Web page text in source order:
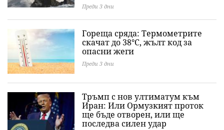
Преди 3 дни
Гореща сряда: Термометрите
скачат до 38°C, жълт код за
опасни жеги
Преди 3 дни
Тръмп с нов ултиматум към
Иран: Или Ормузкият проток
ще бъде отворен, или ще
последва силен удар